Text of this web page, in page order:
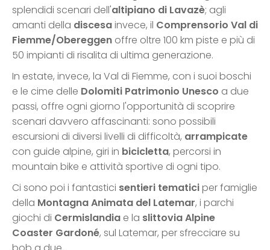
splendidi scenari dell'altipiano di Lavazè; agli
amanti della discesainvece, il Comprensorio Val di
Fiemme/Obereggen offre oltre 100 km piste e più di
50 impianti di risalita di ultima generazione.
In estate, invece, la Val di Fiemme, con i suoi boschi
e le cime delle Dolomiti Patrimonio Unesco a due
passi, offre ogni giorno l'opportunità di scoprire
scenari davvero affascinanti: sono possibili
escursioni di diversi livelli di difficoltà, arrampicate
con guide alpine, giri in bicicletta, percorsi in
mountain bike e attività sportive di ogni tipo.
Ci sono poi i fantastici sentieri tematiciper famiglie
della Montagna Animata del Latemar, i parchi
giochi di Cermislandia e la slittovia Alpine
Coaster Gardoné, sul Latemar, per sfrecciare su